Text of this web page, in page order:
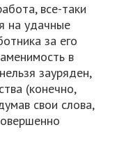
все-таки
на удачные
за его
в
зауряден,
(конечно,
свои слова,